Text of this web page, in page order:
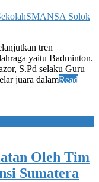
SMANSA Solok
tren
yaitu Badminton.
S.Pd selaku Guru
juara dalamRead
Oleh Tim
Sumatera